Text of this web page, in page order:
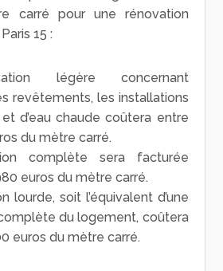
carré pour une rénovation
15 :
légère concernant
revêtements, les installations
d’eau chaude coûtera entre
du mètre carré.
complète sera facturée
euros du mètre carré.
lourde, soit l’équivalent d’une
du logement, coûtera
euros du mètre carré.